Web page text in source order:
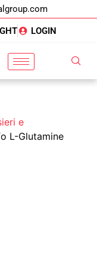
LOGIN
e
L-Glutamine